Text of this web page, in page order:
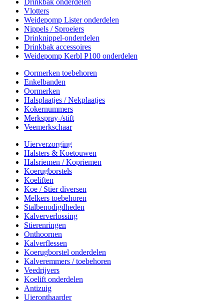
Drinkbak onderdelen
Vlotters
Weidepomp Lister onderdelen
Nippels / Sproeiers
Drinknippel-onderdelen
Drinkbak accessoires
Weidepomp Kerbl P100 onderdelen
Oormerken toebehoren
Enkelbanden
Oormerken
Halsplaatjes / Nekplaatjes
Kokernummers
Merkspray-/stift
Veemerkschaar
Uierverzorging
Halsters & Koetouwen
Halsriemen / Kopriemen
Koerugborstels
Koeliften
Koe / Stier diversen
Melkers toebehoren
Stalbenodigdheden
Kalververlossing
Stierenringen
Onthoornen
Kalverflessen
Koerugborstel onderdelen
Kalveremmers / toebehoren
Veedrijvers
Koelift onderdelen
Antizuig
Uieronthaarder